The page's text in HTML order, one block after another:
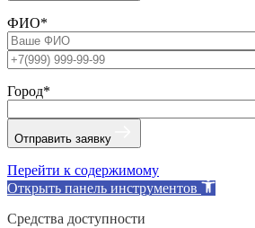
ФИО*
Город*
Отправить заявку
Перейти к содержимому
Открыть панель инструментов
Средства доступности